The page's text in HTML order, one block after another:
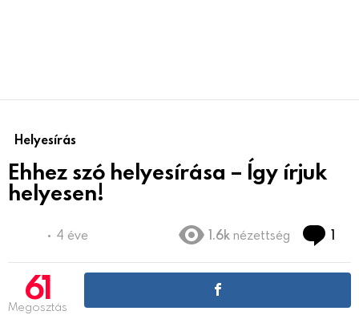
Helyesírás
Ehhez szó helyesírása – Így írjuk
helyesen!
4 éve 1.6k nézettség 1
61
Megosztás